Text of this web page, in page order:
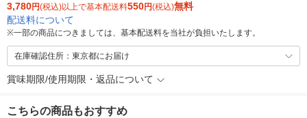
3,780円(税込)以上で基本配送料550円(税込)無料
配送料について
※一部の商品につきましては、基本配送料を当社が負担いたします。
在庫確認住所：東京都にお届け
賞味期限/使用期限・返品について
こちらの商品もおすすめ